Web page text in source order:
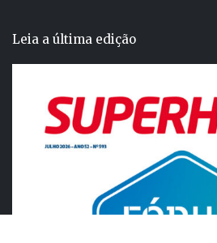
Leia a última edição